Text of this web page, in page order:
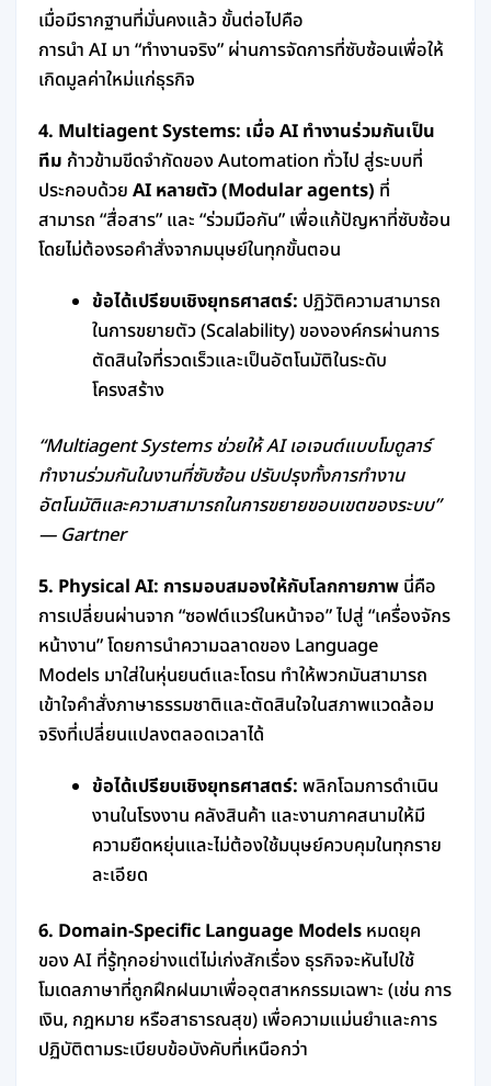
เมื่อมีรากฐานที่มั่นคงแล้ว ขั้นต่อไปคือ
การนำ AI มา “ทำงานจริง” ผ่านการจัดการที่ซับซ้อนเพื่อให้
เกิดมูลค่าใหม่แก่ธุรกิจ
4. Multiagent Systems: เมื่อ AI ทำงานร่วมกันเป็น
ทีม ก้าวข้ามขีดจำกัดของ Automation ทั่วไป สู่ระบบที่
ประกอบด้วย AI หลายตัว (Modular agents) ที่
สามารถ “สื่อสาร” และ “ร่วมมือกัน” เพื่อแก้ปัญหาที่ซับซ้อน
โดยไม่ต้องรอคำสั่งจากมนุษย์ในทุกขั้นตอน
ข้อได้เปรียบเชิงยุทธศาสตร์: ปฏิวัติความสามารถ
ในการขยายตัว (Scalability) ขององค์กรผ่านการ
ตัดสินใจที่รวดเร็วและเป็นอัตโนมัติในระดับ
โครงสร้าง
“Multiagent Systems ช่วยให้ AI เอเจนต์แบบโมดูลาร์
ทำงานร่วมกันในงานที่ซับซ้อน ปรับปรุงทั้งการทำงาน
อัตโนมัติและความสามารถในการขยายขอบเขตของระบบ”
— Gartner
5. Physical AI: การมอบสมองให้กับโลกกายภาพ นี่คือ
การเปลี่ยนผ่านจาก “ซอฟต์แวร์ในหน้าจอ” ไปสู่ “เครื่องจักร
หน้างาน” โดยการนำความฉลาดของ Language
Models มาใส่ในหุ่นยนต์และโดรน ทำให้พวกมันสามารถ
เข้าใจคำสั่งภาษาธรรมชาติและตัดสินใจในสภาพแวดล้อม
จริงที่เปลี่ยนแปลงตลอดเวลาได้
ข้อได้เปรียบเชิงยุทธศาสตร์: พลิกโฉมการดำเนิน
งานในโรงงาน คลังสินค้า และงานภาคสนามให้มี
ความยืดหยุ่นและไม่ต้องใช้มนุษย์ควบคุมในทุกราย
ละเอียด
6. Domain-Specific Language Models หมดยุค
ของ AI ที่รู้ทุกอย่างแต่ไม่เก่งสักเรื่อง ธุรกิจจะหันไปใช้
โมเดลภาษาที่ถูกฝึกฝนมาเพื่ออุตสาหกรรมเฉพาะ (เช่น การ
เงิน, กฎหมาย หรือสาธารณสุข) เพื่อความแม่นยำและการ
ปฏิบัติตามระเบียบข้อบังคับที่เหนือกว่า